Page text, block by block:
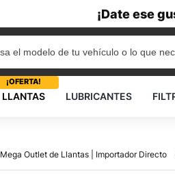
¡Date ese
LLANTAS
¡OFERTA!
LUBRICANTES
Mega Outlet de Llantas | Importador Directo